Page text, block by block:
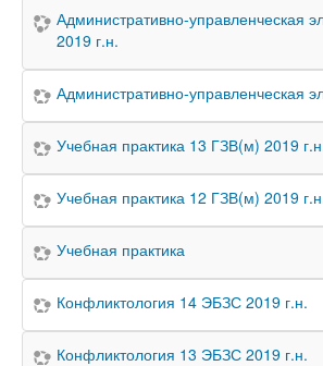
Административно-управленческая
2019 г.н.
Административно-управленческая
Учебная практика 13 ГЗВ(м) 2019
Учебная практика 12 ГЗВ(м) 2019
Учебная практика
Конфликтология 14 ЭБЗС 2019 г.н.
Конфликтология 13 ЭБЗС 2019 г.н.